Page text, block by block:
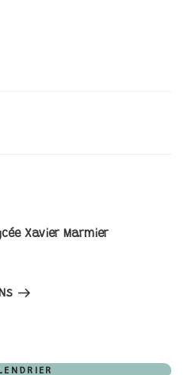
Xavier Marmier